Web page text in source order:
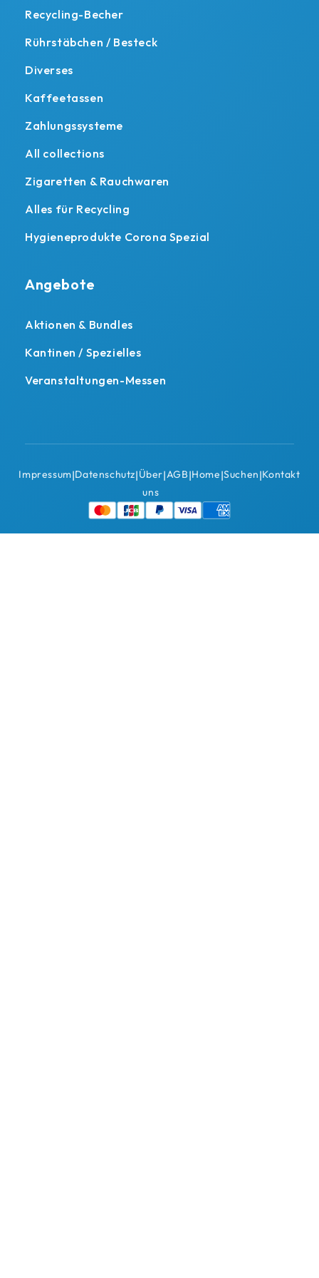
Recycling-Becher
Rührstäbchen / Besteck
Diverses
Kaffeetassen
Zahlungssysteme
All collections
Zigaretten & Rauchwaren
Alles für Recycling
Hygieneprodukte Corona Spezial
Angebote
Aktionen & Bundles
Kantinen / Spezielles
Veranstaltungen-Messen
Impressum|Datenschutz|Über
uns
|AGB|Home|Suchen|Kontakt